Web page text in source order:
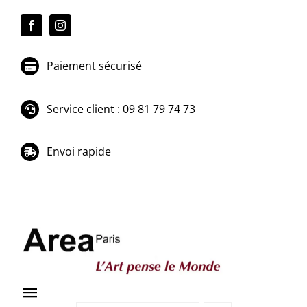
Paiement sécurisé
Service client : 09 81 79 74 73
Envoi rapide